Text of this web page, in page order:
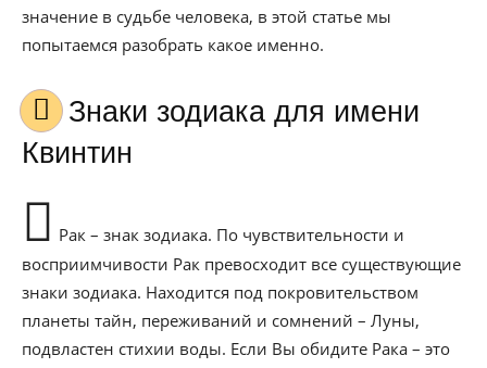
значение в судьбе человека, в этой статье мы
попытаемся разобрать какое именно.
Знаки зодиака для имени
Квинтин
Рак – знак зодиака. По чувствительности и
восприимчивости Рак превосходит все существующие
знаки зодиака. Находится под покровительством
планеты тайн, переживаний и сомнений – Луны,
подвластен стихии воды. Если Вы обидите Рака – это